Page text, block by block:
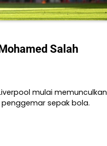
Salah
mulai memunculkan
sepak bola.